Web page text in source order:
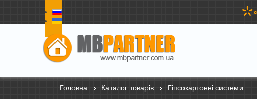
Головна Каталог товарів Гіпсокартонні системи